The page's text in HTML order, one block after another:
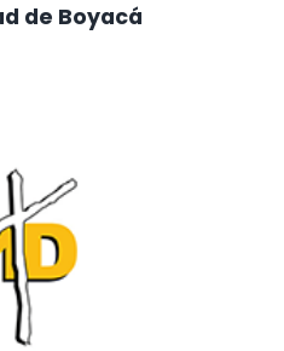
de Boyacá